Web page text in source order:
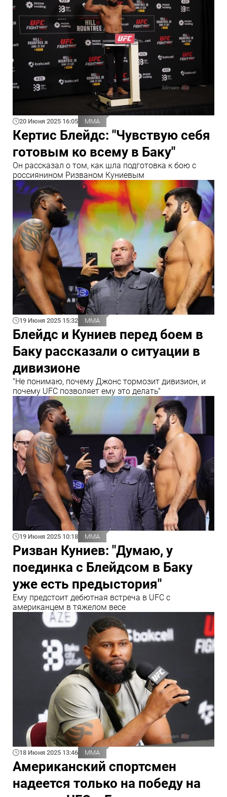
20 Июня 2025 16:05 ММА
Кертис Блейдс: "Чувствую себя
готовым ко всему в Баку"
Он рассказал о том, как шла подготовка к бою с
россиянином Ризваном Куниевым
19 Июня 2025 15:32 ММА
Блейдс и Куниев перед боем в
Баку рассказали о ситуации в
дивизионе
"Не понимаю, почему Джонс тормозит дивизион, и
почему UFC позволяет ему это делать"
19 Июня 2025 10:18 ММА
Ризван Куниев: "Думаю, у
поединка с Блейдсом в Баку
уже есть предыстория"
Ему предстоит дебютная встреча в UFC с
американцем в тяжелом весе
18 Июня 2025 13:46 ММА
Американский спортсмен
надеется только на победу на